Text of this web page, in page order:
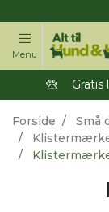
Menu
Gratis
Forside Små